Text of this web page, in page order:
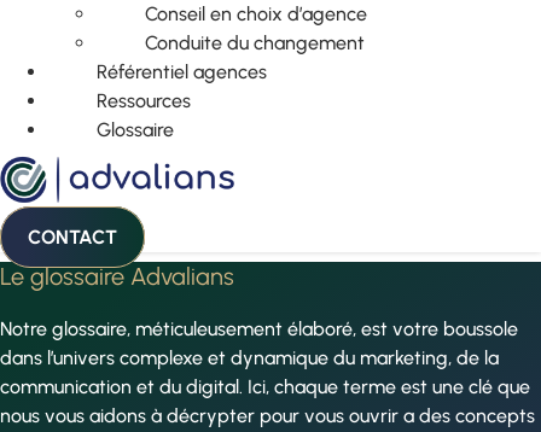
Conseil en choix d’agence
Conduite du changement
Référentiel agences
Ressources
Glossaire
CONTACT
Le glossaire Advalians
Notre glossaire, méticuleusement élaboré, est votre boussole
dans l’univers complexe et dynamique du marketing, de la
communication et du digital. Ici, chaque terme est une clé que
nous vous aidons à décrypter pour vous ouvrir a des concepts